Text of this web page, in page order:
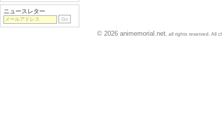
ニュースレター
© 2026 animemorial.net , all rights reserved. All